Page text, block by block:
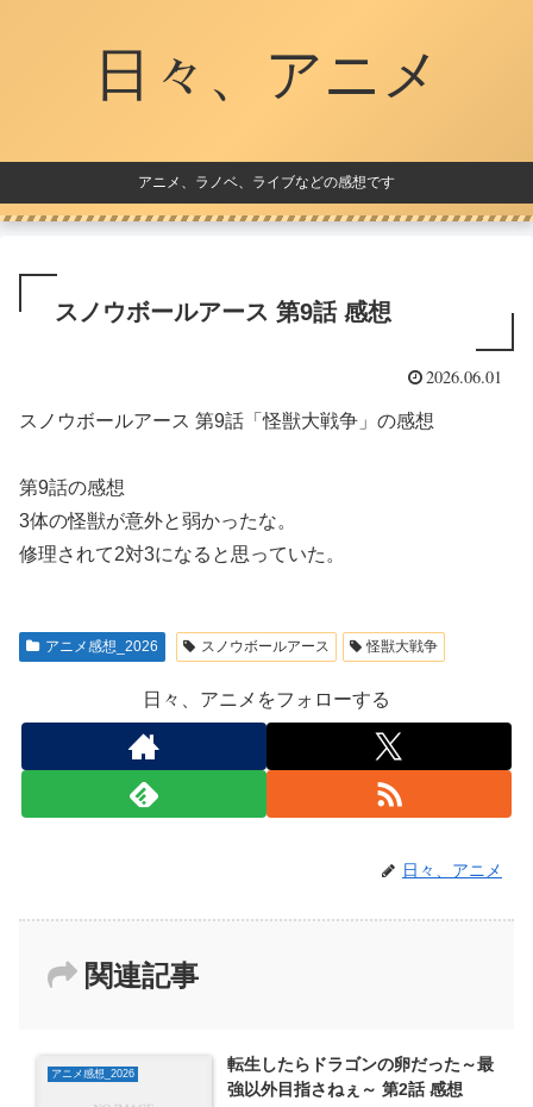
日々、アニメ
アニメ、ラノベ、ライブなどの感想です
スノウボールアース 第9話 感想
2026.06.01
スノウボールアース 第9話「怪獣大戦争」の感想
第9話の感想
3体の怪獣が意外と弱かったな。
修理されて2対3になると思っていた。
アニメ感想_2026 スノウボールアース 怪獣大戦争
日々、アニメをフォローする
日々、アニメ
関連記事
アニメ感想_2026
転生したらドラゴンの卵だった～最
強以外目指さねぇ～ 第2話 感想